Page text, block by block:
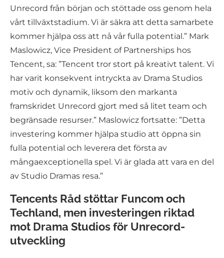
Unrecord från början och stöttade oss genom hela
vårt tillväxtstadium. Vi är säkra att detta samarbete
kommer hjälpa oss att nå vår fulla potential.” Mark
Maslowicz, Vice President of Partnerships hos
Tencent, sa: ”Tencent tror stort på kreativt talent. Vi
har varit konsekvent intryckta av Drama Studios
motiv och dynamik, liksom den markanta
framskridet Unrecord gjort med så litet team och
begränsade resurser.” Maslowicz fortsatte: ”Detta
investering kommer hjälpa studio att öppna sin
fulla potential och leverera det första av
mångaexceptionella spel. Vi är glada att vara en del
av Studio Dramas resa.”
Tencents Råd stöttar Funcom och
Techland, men investeringen riktad
mot Drama Studios för Unrecord-
utveckling